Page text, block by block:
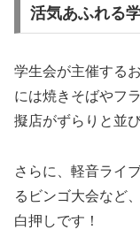
活気あふれる
学生会が主催する
には焼きそばやフ
擬店がずらりと並び
さらに、軽音ライ
るビンゴ大会など
白押しです！